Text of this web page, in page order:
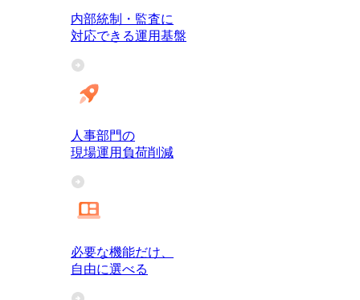
内部統制・監査に
対応できる運用基盤
人事部門の
現場運用負荷削減
必要な機能だけ、
自由に選べる